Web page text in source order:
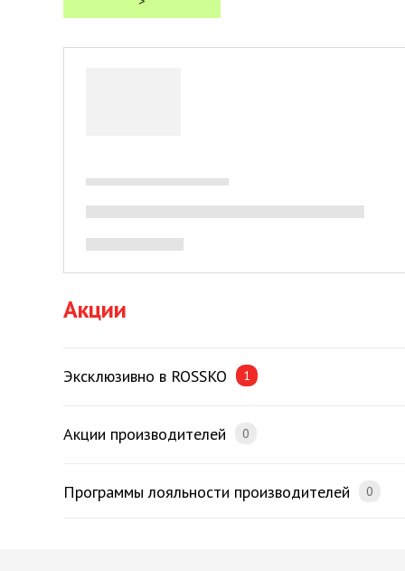
Акции
Эксклюзивно в ROSSKO 1
Акции производителей 0
Программы лояльности производителей 0